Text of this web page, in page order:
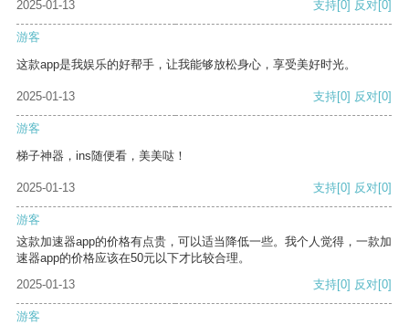
2025-01-13 支持[0] 反对[0]
游客
这款app是我娱乐的好帮手，让我能够放松身心，享受美好时光。
2025-01-13 支持[0] 反对[0]
游客
梯子神器，ins随便看，美美哒！
2025-01-13 支持[0] 反对[0]
游客
这款加速器app的价格有点贵，可以适当降低一些。我个人觉得，一款加
速器app的价格应该在50元以下才比较合理。
2025-01-13
支持[0] 反对[0]
游客